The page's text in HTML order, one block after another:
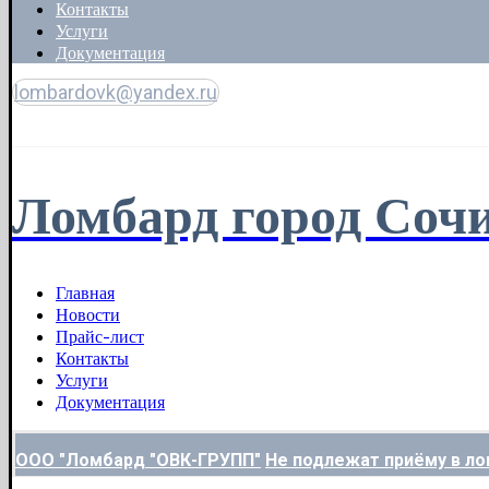
Контакты
Услуги
Документация
lombardovk@yandex.ru
Ломбард город
Главная
Новости
Прайс-лист
Контакты
Услуги
Документация
ООО "Ломбард "ОВК-ГРУПП" Не подлежат приёму в